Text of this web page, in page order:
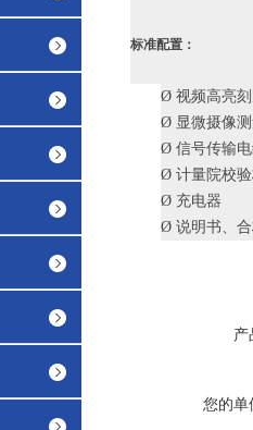
标准配置：
Ø 视频高亮
Ø 显微摄像
Ø 信号传输
Ø 计量院校
Ø 充电器
Ø 说明书、
产
您的单